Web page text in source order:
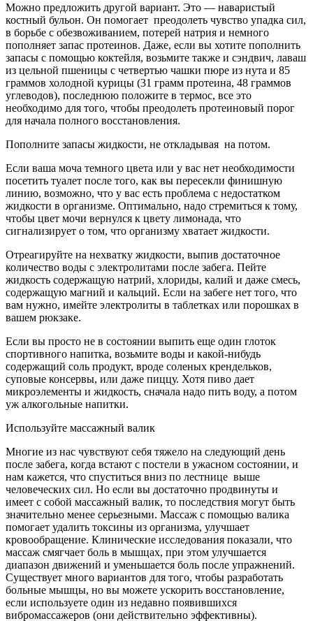
Можно предложить другой вариант. Это — наваристый
костный бульон. Он помогает преодолеть чувство упадка сил,
в борьбе с обезвоживанием, потерей натрия и немного
пополняет запас протеинов. Даже, если вы хотите пополнить
запасы с помощью коктейля, возьмите также и сэндвич, лаваш
из цельной пшеницы с четвертью чашки пюре из нута и 85
граммов холодной курицы (31 грамм протеина, 48 граммов
углеводов), последнюю положите в термос, все это
необходимо для того, чтобы преодолеть протеиновый порог
для начала полного восстановления.
Пополните запасы жидкости, не откладывая на потом.
Если ваша моча темного цвета или у вас нет необходимости
посетить туалет после того, как вы пересекли финишную
линию, возможно, что у вас есть проблема с недостатком
жидкости в организме. Оптимально, надо стремиться к тому,
чтобы цвет мочи вернулся к цвету лимонада, что
сигнализирует о том, что организму хватает жидкости.
Отреагируйте на нехватку жидкости, выпив достаточное
количество воды с электролитами после забега. Пейте
жидкость содержащую натрий, хлориды, калий и даже смесь,
содержащую магний и кальций. Если на забеге нет того, что
вам нужно, имейте электролиты в таблетках или порошках в
вашем рюкзаке.
Если вы просто не в состоянии выпить еще один глоток
спортивного напитка, возьмите воды и какой-нибудь
содержащий соль продукт, вроде соленых крендельков,
суповые консервы, или даже пиццу. Хотя пиво дает
микроэлементы и жидкость, сначала надо пить воду, а потом
уж алкогольные напитки.
Используйте массажный валик
Многие из нас чувствуют себя тяжело на следующий день
после забега, когда встают с постели в ужасном состоянии, и
нам кажется, что спуститься вниз по лестнице выше
человеческих сил. Но если вы достаточно продвинуты и
имеет с собой массажный валик, то последствия могут быть
значительно менее серьезными. Массаж с помощью валика
помогает удалить токсины из организма, улучшает
кровообращение. Клинические исследования показали, что
массаж смягчает боль в мышцах, при этом улучшается
диапазон движений и уменьшается боль после упражнений.
Существует много вариантов для того, чтобы разработать
больные мышцы, но вы можете ускорить восстановление,
если используете один из недавно появившихся
вибромассажеров (они действительно эффективны).